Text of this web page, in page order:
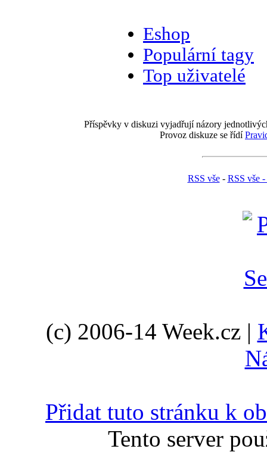
Eshop
Populární tagy
Top uživatelé
Příspěvky v diskuzi vyjadřují názory
Provoz diskuze se řídí
RSS vše- RSS vše
(c) 2006-14 Week.cz |
Přidat tuto stránku k
Tento server